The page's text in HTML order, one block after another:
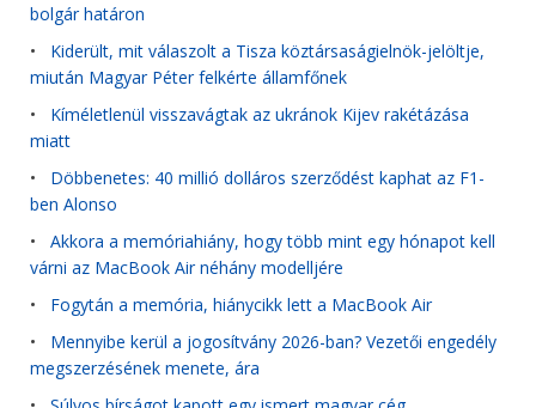
bolgár határon
• Kiderült, mit válaszolt a Tisza köztársaságielnök-jelöltje,
miután Magyar Péter felkérte államfőnek
• Kíméletlenül visszavágtak az ukránok Kijev rakétázása
miatt
• Döbbenetes: 40 millió dolláros szerződést kaphat az F1-
ben Alonso
• Akkora a memóriahiány, hogy több mint egy hónapot kell
várni az MacBook Air néhány modelljére
• Fogytán a memória, hiánycikk lett a MacBook Air
• Mennyibe kerül a jogosítvány 2026-ban? Vezetői engedély
megszerzésének menete, ára